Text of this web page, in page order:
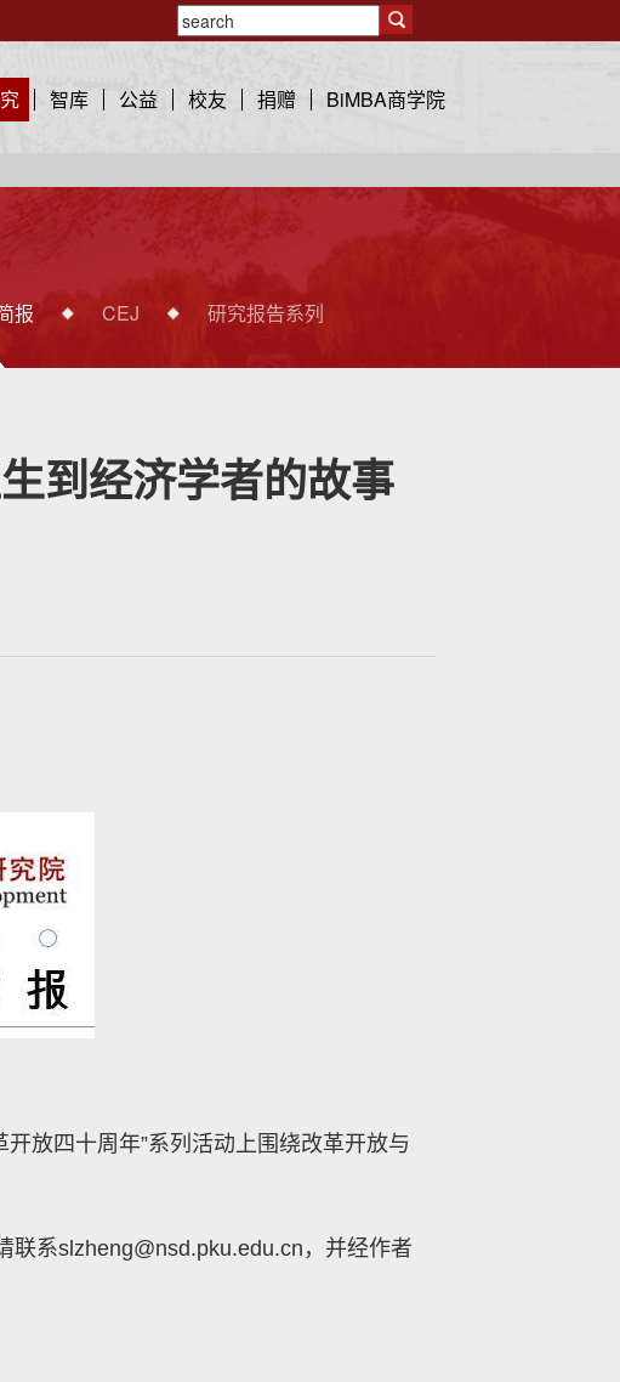
智库 公益 校友 捐赠 BiMBA商学院
报 CEJ 研究报告系列
到经济学者的故事
放四十周年”系列活动上围绕改革开放与
联系slzheng@nsd.pku.edu.cn，并经作者